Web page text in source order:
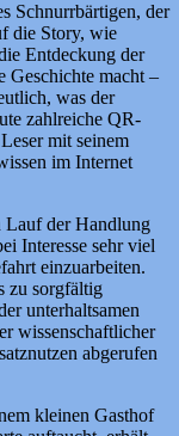
Schnurrbärtigen, der
die Story, wie
Entdeckung der
Geschichte macht –
was der
zahlreiche QR-
mit seinem
im Internet
Lauf der Handlung
Interesse sehr viel
einzuarbeiten.
zu sorgfältig
unterhaltsamen
wissenschaftlicher
abgerufen
kleinen Gasthof